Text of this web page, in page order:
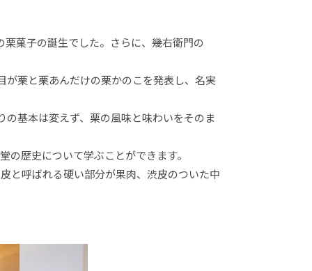
菓子の誕生でした。さらに、幾右衛門の
が栗と栗あんだけの栗かのこを発表し、名実
基本は変えず、栗の風味と味わいをそのま
歴史について学ぶことができます。
と呼ばれる硬い部分が果肉、渋皮のついた中